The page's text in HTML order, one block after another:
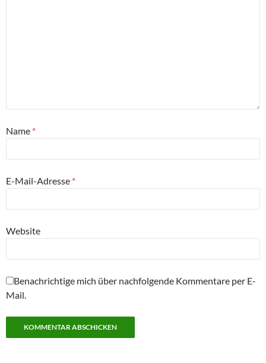
Name *
E-Mail-Adresse *
Website
Benachrichtige mich über nachfolgende Kommentare per E-
Mail.